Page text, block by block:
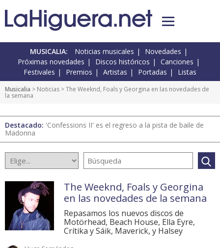
MUSICALIA: Noticias musicales
Novedades
Próximas novedades
Discos históricos
Canciones
Festivales
Premios Artistas Portadas Listas
Musicalia > Noticias > The Weeknd, Foals y Georgina en las novedades de
la semana
Destacado: 'Confessions II' es el regreso a la pista de baile de
Madonna
The Weeknd, Foals y Georgina
en las novedades de la semana
Repasamos los nuevos discos de
Motörhead, Beach House, Ella Eyre,
Crítika y Sáik, Maverick, y Halsey